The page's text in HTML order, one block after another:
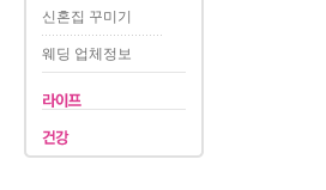
신혼집 꾸미기
웨딩 업체정보